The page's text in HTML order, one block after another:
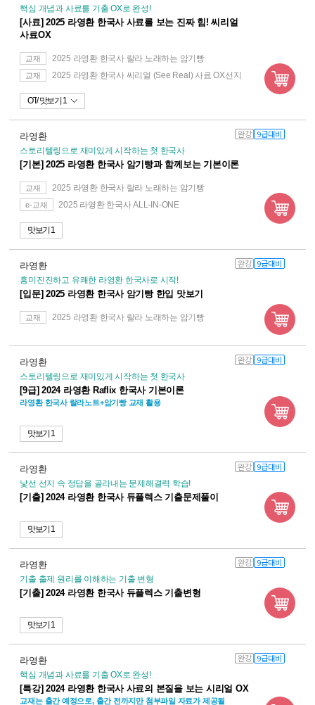
핵심 개념과 사료를 기출 OX로 완성!
[사료] 2025 라영환 한국사 사료를 보는 진짜 힘! 씨리얼
사료OX
교재 2025 라영환 한국사 랄라 노래하는 암기빵
교재 2025 라영환 한국사 씨리얼 (See Real) 사료 OX선지
OT 맛보기 1
라영환 완강 9급대비
스토리텔링으로 재미있게 시작하는 첫 한국사
[기본] 2025 라영환 한국사 암기빵과 함께보는 기본이론
교재 2025 라영환 한국사 랄라 노래하는 암기빵
e-교재 2025 라영환 한국사 ALL-IN-ONE
맛보기 1
라영환 완강 9급대비
흥미진진하고 유쾌한 라영환 한국사로 시작!
[입문] 2025 라영환 한국사 암기빵 한입 맛보기
교재 2025 라영환 한국사 랄라 노래하는 암기빵
라영환 완강 9급대비
스토리텔링으로 재미있게 시작하는 첫 한국사
[9급] 2024 라영환 Raflix 한국사 기본이론
라영환 한국사 랄라노트+암기빵 교재 활용
맛보기 1
라영환 완강 9급대비
낯선 선지 속 정답을 골라내는 문제해결력 학습!
[기출] 2024 라영환 한국사 듀플렉스 기출문제풀이
맛보기 1
라영환 완강 9급대비
기출 출제 원리를 이해하는 기출 변형
[기출] 2024 라영환 한국사 듀플렉스 기출변형
맛보기 1
라영환 완강 9급대비
핵심 개념과 사료를 기출 OX로 완성!
[특강] 2024 라영환 한국사 사료의 본질을 보는 시리얼 OX
교재는 출간 예정으로, 출간 전까지만 첨부파일 자료가 제공될